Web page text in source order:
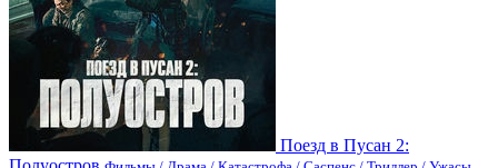
Поезд в Пусан 2: